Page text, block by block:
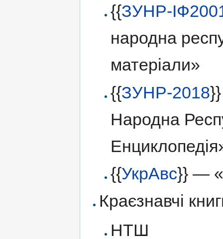
{{ЗУНР-
народна
матеріали»
{{ЗУНР-2018
Народна
{{УкрАвс}} —
Краєзнавчі
НТШ